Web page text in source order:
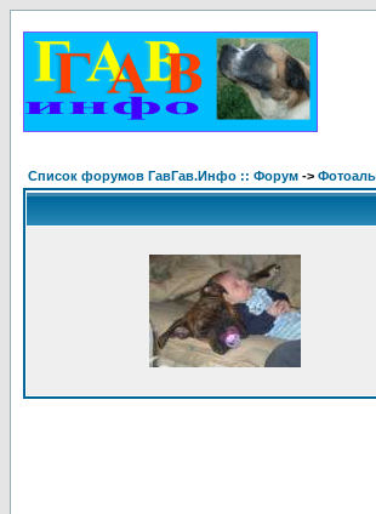
Список форумов ГавГав.Инфо :: Форум ->